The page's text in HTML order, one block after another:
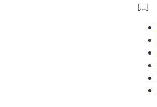
[…]